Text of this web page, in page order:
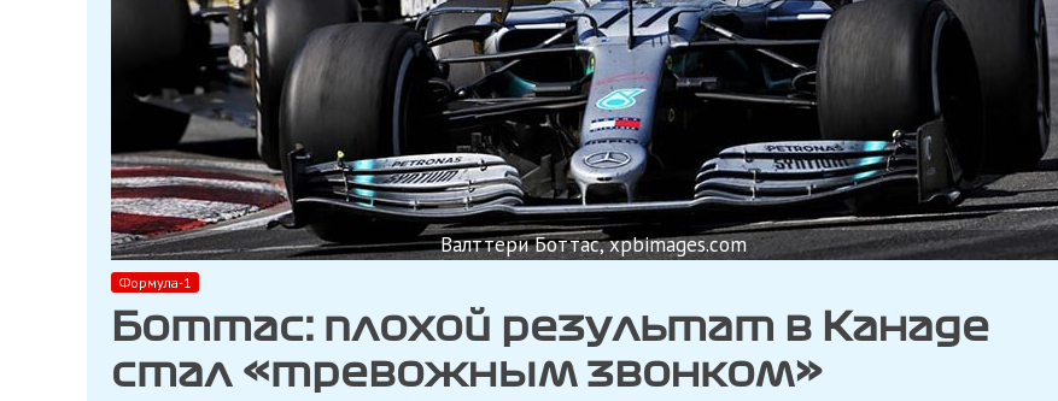
Валттери Боттас, xpbimages.com
Формула-1
Боттас: плохой результат в Канаде
стал «тревожным звонком»